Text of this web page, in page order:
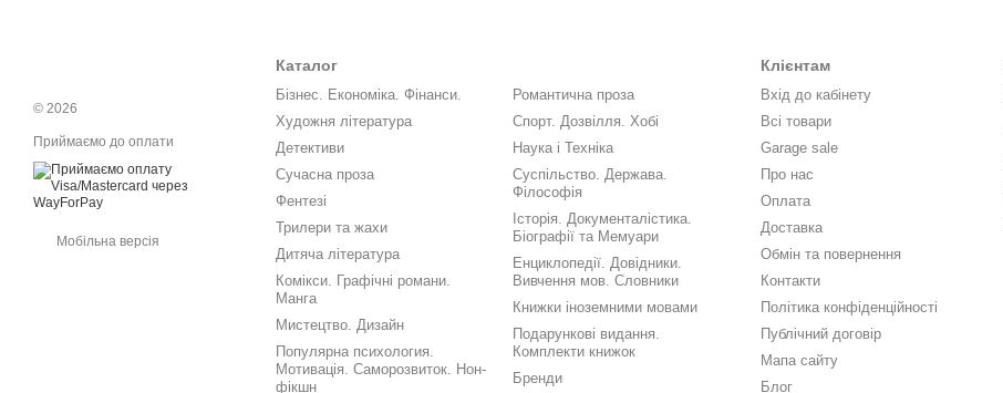
© 2026
Приймаємо до оплати
Мобільна версія
Каталог
Бізнес. Економіка. Фінанси.
Художня література
Детективи
Сучасна проза
Фентезі
Трилери та жахи
Дитяча література
Комікси. Графічні романи.
Манга
Мистецтво. Дизайн
Популярна психология.
Мотивація. Саморозвиток. Нон-
фікшн
Романтична проза
Спорт. Дозвілля. Хобі
Наука і Техніка
Суспільство. Держава.
Філософія
Історія. Документалістика.
Біографії та Мемуари
Енциклопедії. Довідники.
Вивчення мов. Словники
Книжки іноземними мовами
Подарункові видання.
Комплекти книжок
Бренди
Клієнтам
Вхід до кабінету
Всі товари
Garage sale
Про нас
Оплата
Доставка
Обмін та повернення
Контакти
Політика конфіденційності
Публічний договір
Мапа сайту
Блог